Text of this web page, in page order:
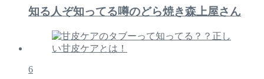
知る人ぞ知ってる噂のどら焼き森上屋さん
6